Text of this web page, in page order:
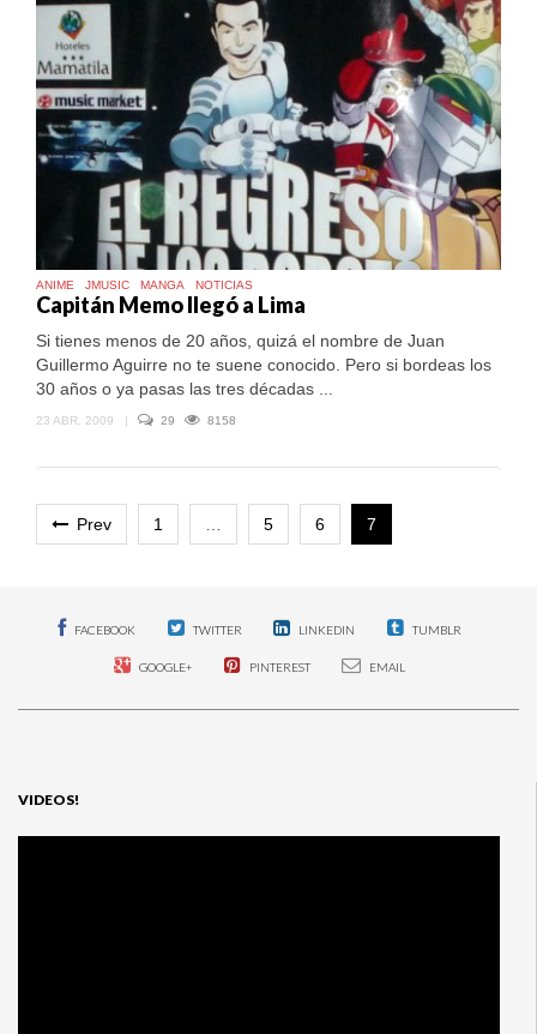
ANIME JMUSIC MANGA NOTICIAS
Capitán Memo llegó a Lima
Si tienes menos de 20 años, quizá el nombre de Juan
Guillermo Aguirre no te suene conocido. Pero si bordeas los
30 años o ya pasas las tres décadas ...
23 ABR, 2009 | 29 8158
Prev 1 … 5 6 7
FACEBOOK TWITTER LINKEDIN TUMBLR
GOOGLE+ PINTEREST EMAIL
VIDEOS!